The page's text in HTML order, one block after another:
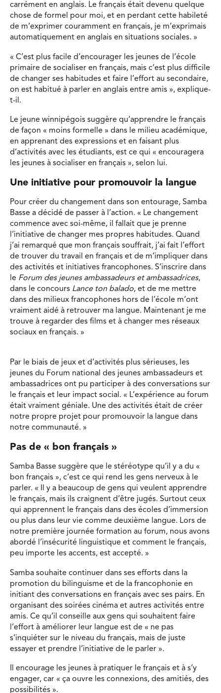
carrément en anglais. Le français était devenu quelque
chose de formel pour moi, et en perdant cette habileté
de m’exprimer couramment en français, je m’exprimais
automatiquement en anglais en situations sociales. »
« C’est plus facile d’encourager les jeunes de l’école
primaire de socialiser en français, mais c’est plus difficile
de changer ses habitudes et faire l’effort au secondaire,
on est habitué à parler en anglais entre amis », explique-
t-il.
Le jeune winnipégois suggère qu’apprendre le français
de façon « moins formelle » dans le milieu académique,
en apprenant des expressions et en faisant plus
d’activités avec les étudiants, est ce qui « encouragera
les jeunes à socialiser en français », selon lui.
Une initiative pour promouvoir la langue
Pour créer du changement dans son entourage, Samba
Basse a décidé de passer à l’action. « Le changement
commence avec soi-même, il fallait que je prenne
l’initiative de changer mes propres habitudes. Quand
j’ai remarqué que mon français souffrait, j’ai fait l’effort
de trouver du travail en français et de m’impliquer dans
des activités et initiatives francophones. S’inscrire dans
le Forum des jeunes ambassadeurs et ambassadrices,
dans le concours Lance ton balado, et de me mettre
dans des milieux francophones hors de l’école m’ont
vraiment aidé à retrouver ma langue. Maintenant je me
trouve à regarder des films et à changer mes réseaux
sociaux en français. »
Par le biais de jeux et d’activités plus sérieuses, les
jeunes du Forum national des jeunes ambassadeurs et
ambassadrices ont pu participer à des conversations sur
le français et leur impact social. « L’expérience au forum
était vraiment géniale. Une des activités était de créer
notre propre projet pour promouvoir la langue dans
notre communauté. »
Pas de « bon français »
Samba Basse suggère que le stéréotype qu’il y a du «
bon français », c’est ce qui rend les gens nerveux à le
parler. « Il y a beaucoup de gens qui veulent apprendre
le français, mais ils craignent d’être jugés. Surtout ceux
qui apprennent le français dans des écoles d’immersion
ou plus dans leur vie comme deuxième langue. Lors de
notre première journée formation au forum, nous avons
abordé l’insécurité linguistique et comment le français,
peu importe les accents, est accepté. »
Samba souhaite continuer dans ses efforts dans la
promotion du bilinguisme et de la francophonie en
initiant des conversations en français avec ses pairs. En
organisant des soirées cinéma et autres activités entre
amis. Ce qu’il conseille aux gens qui souhaitent faire
l’effort à améliorer leur langue est de « ne pas
s’inquiéter sur le niveau du français, mais de juste
essayer et prendre l’initiative de le parler ».
Il encourage les jeunes à pratiquer le français et à s’y
engager, car « ça ouvre les connexions, des amitiés, des
possibilités ».